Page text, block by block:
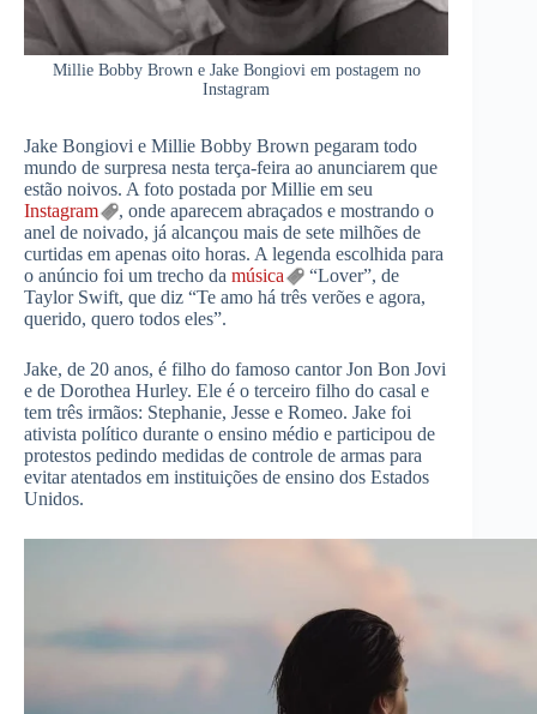
Millie Bobby Brown e Jake Bongiovi em postagem no
Instagram
Jake Bongiovi e Millie Bobby Brown pegaram todo
mundo de surpresa nesta terça-feira ao anunciarem que
estão noivos. A foto postada por Millie em seu
Instagram
, onde aparecem abraçados e mostrando o
anel de noivado, já alcançou mais de sete milhões de
curtidas em apenas oito horas. A legenda escolhida para
o anúncio foi um trecho da música
“Lover”, de
Taylor Swift, que diz “Te amo há três verões e agora,
querido, quero todos eles”.
Jake, de 20 anos, é filho do famoso cantor Jon Bon Jovi
e de Dorothea Hurley. Ele é o terceiro filho do casal e
tem três irmãos: Stephanie, Jesse e Romeo. Jake foi
ativista político durante o ensino médio e participou de
protestos pedindo medidas de controle de armas para
evitar atentados em instituições de ensino dos Estados
Unidos.